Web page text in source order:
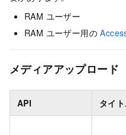
RAM ユーザー
RAM ユーザー用の
メディアアップロード
API タイ